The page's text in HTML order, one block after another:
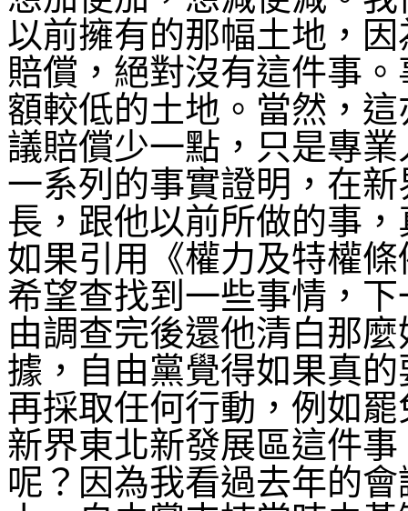
以前擁有的那幅土地，
賠償，絕對沒有這件事
額較低的土地。當然，
議賠償少一點，只是專
一系列的事實證明，在
長，跟他以前所做的事
如果引用《權力及特權
希望查找到一些事情，
由調查完後還他清白那
據，自由黨覺得如果真
再採取任何行動，例如
新界東北新發展區這件
呢？因為我看過去年的